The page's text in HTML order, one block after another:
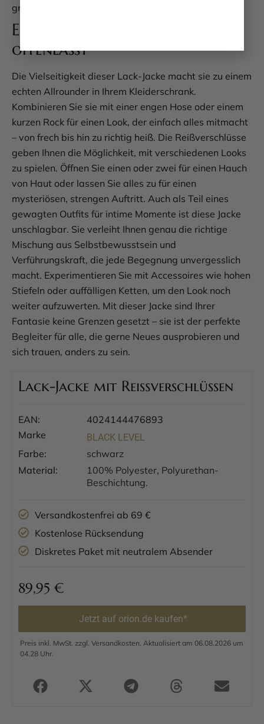
greifen, weil es einfach immer passt.
Ein Styling, das keine Wünsche
offenlässt
Die Vielseitigkeit dieser Lack-Jacke macht sie zu einem
echten Allrounder in Ihrem Kleiderschrank.
Kombinieren Sie sie mit einer engen Hose oder einem
kurzen Rock für einen Look, der einfach alles mitmacht
– von frech bis hin zu richtig heiß. Die Reißverschlüsse
geben Ihnen die Möglichkeit, mit verschiedenen Looks
zu spielen. Öffnen Sie einen oder zwei für einen Hauch
von Haut oder lassen Sie alles zu für einen
mysteriösen, strengen Auftritt. Auch als Teil eines
gewagten Outfits für intime Momente ist diese Jacke
unschlagbar. Sie verleiht Ihnen genau die richtige
Mischung aus Selbstbewusstsein und
Verführungskraft, die jede Begegnung unvergesslich
macht. Experimentieren Sie mit Accessoires wie hohen
Stiefeln oder auffälligen Ketten, um den Look noch
weiter aufzuwerten. Mit dieser Jacke sind Ihrer
Fantasie keine Grenzen gesetzt – sie ist der perfekte
Begleiter für alle, die gerne Neues ausprobieren und
sich trauen, anders zu sein.
Lack-Jacke mit Reißverschlüssen
EAN:
4024144476893
Marke
BLACK LEVEL
Farbe:
schwarz
Material:
100% Polyester, Polyurethan-
Beschichtung.
Versandkostenfrei ab 69 €
Kostenlose Rücksendung
Diskretes Paket mit neutralem Absender
89,95 €
Jetzt auf orion.de kaufen*
Preis inkl. MwSt. zzgl. Versandkosten. Aktualisiert am 06.08.2026 um
04.28 Uhr.